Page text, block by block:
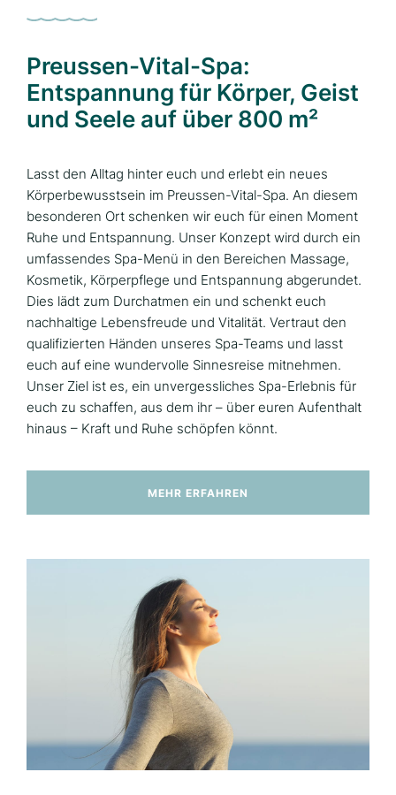
Preussen-Vital-Spa:
Entspannung für Körper, Geist
und Seele auf über 800 m²
Lasst den Alltag hinter euch und erlebt ein neues
Körperbewusstsein im Preussen-Vital-Spa. An diesem
besonderen Ort schenken wir euch für einen Moment
Ruhe und Entspannung. Unser Konzept wird durch ein
umfassendes Spa-Menü in den Bereichen Massage,
Kosmetik, Körperpflege und Entspannung abgerundet.
Dies lädt zum Durchatmen ein und schenkt euch
nachhaltige Lebensfreude und Vitalität. Vertraut den
qualifizierten Händen unseres Spa-Teams und lasst
euch auf eine wundervolle Sinnesreise mitnehmen.
Unser Ziel ist es, ein unvergessliches Spa-Erlebnis für
euch zu schaffen, aus dem ihr – über euren Aufenthalt
hinaus – Kraft und Ruhe schöpfen könnt.
MEHR ERFAHREN